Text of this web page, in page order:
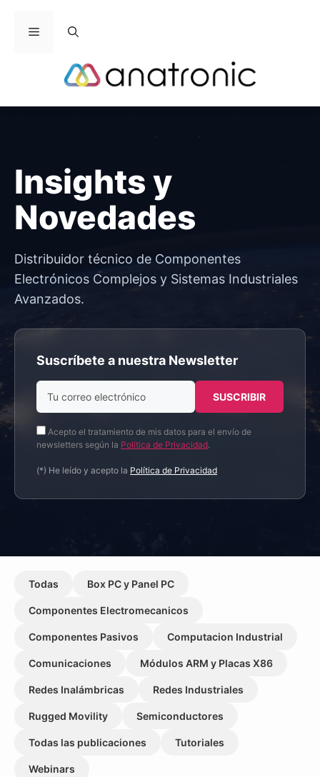
Menú
Insights y
Novedades
Distribuidor técnico de Componentes
Electrónicos Complejos y Sistemas Industriales
Avanzados.
Suscríbete a nuestra Newsletter
Acepto el tratamiento de mis datos para el envío de
newsletters según la Política de Privacidad.
(*) He leído y acepto la Política de Privacidad
Todas Box PC y Panel PC
Componentes Electromecanicos
Componentes Pasivos Computacion Industrial
Comunicaciones Módulos ARM y Placas X86
Redes Inalámbricas Redes Industriales
Rugged Movility Semiconductores
Todas las publicaciones Tutoriales
Webinars